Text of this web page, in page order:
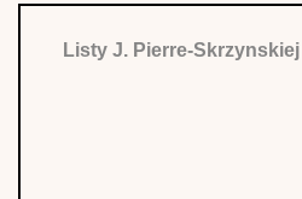
Listy J. Pierre-